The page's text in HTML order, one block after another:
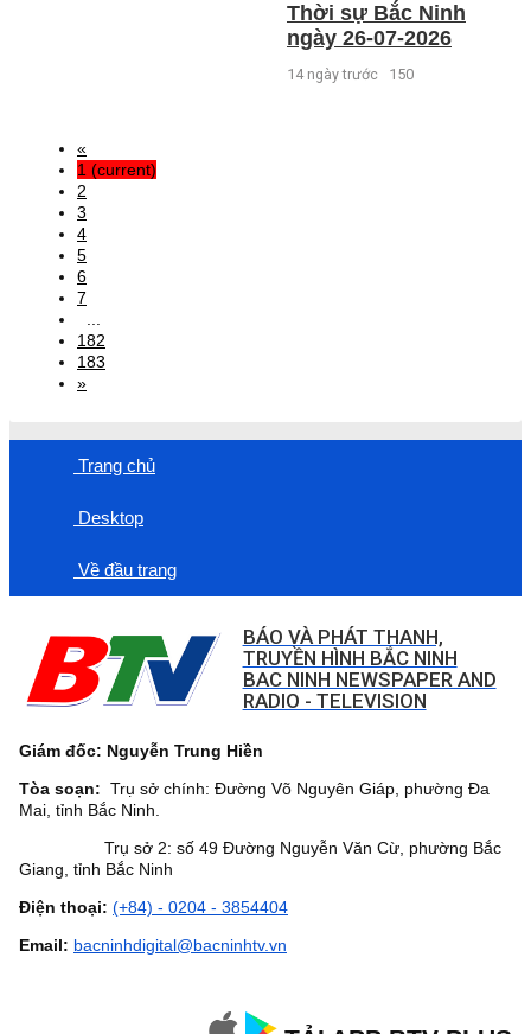
Thời sự Bắc Ninh
ngày 26-07-2026
14 ngày trước 150
«
1 (current)
2
3
4
5
6
7
182
183
»
Trang chủ
Desktop
Về đầu trang
BÁO VÀ PHÁT THANH,
TRUYỀN HÌNH BẮC NINH
BAC NINH NEWSPAPER AND
RADIO - TELEVISION
Giám đốc: Nguyễn Trung Hiền
Tòa soạn: Trụ sở chính: Đường Võ Nguyên Giáp, phường Đa
Mai, tỉnh Bắc Ninh.
Trụ sở 2: số 49 Đường Nguyễn Văn Cừ, phường Bắc
Giang, tỉnh Bắc Ninh
Điện thoại: (+84) - 0204 - 3854404
Email: bacninhdigital@bacninhtv.vn